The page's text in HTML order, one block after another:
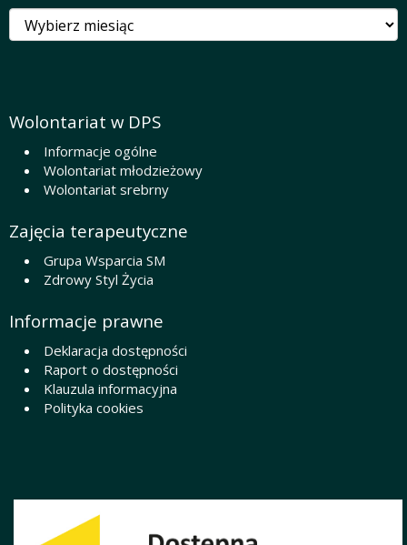
Archiwa
Wolontariat w DPS
Informacje ogólne
Wolontariat młodzieżowy
Wolontariat srebrny
Zajęcia terapeutyczne
Grupa Wsparcia SM
Zdrowy Styl Życia
Informacje prawne
Deklaracja dostępności
Raport o dostępności
Klauzula informacyjna
Polityka cookies